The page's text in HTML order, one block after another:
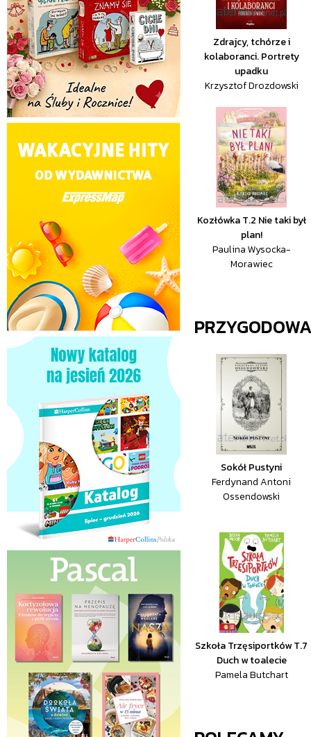
Zdrajcy, tchórze i
kolaboranci. Portrety
upadku
Krzysztof Drozdowski
Kozłówka T.2 Nie taki był
plan!
Paulina Wysocka-
Morawiec
Sokół Pustyni
Ferdynand Antoni
Ossendowski
Szkoła Trzęsiportków T.7
Duch w toalecie
Pamela Butchart